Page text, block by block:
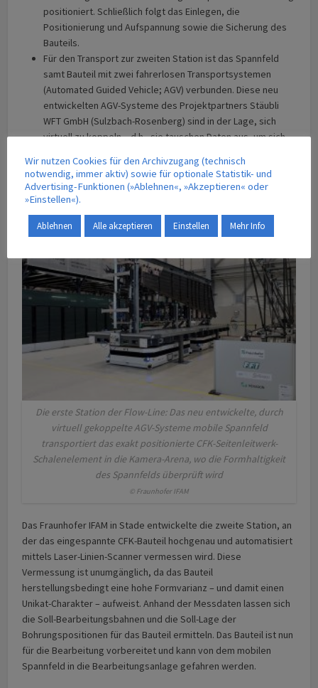
positioniert. Schließlich folgt das Einlegen, die
Positionierung und Aufspannung sowie die Sicherung des
Bauteils.
Für den Transport zur zweiten Station ist das Spannfeld
samt Bauteil mit zwei fahrerlosen Transportsystemen
(Automated Guided Vehicle; AGV) verbunden. Diese neu
entwickelten AGV-Systeme des Projektpartners Stäubli
WFT GmbH (Sulzbach-Rosenberg) sind in der Lage, sich
virtuell zu koppeln – d.h., sie tauschen Daten aus, um sich
miteinander verbunden zu sein. So können sie im
Synchronbetrieb große Lasten durch mehrere Fahrzeuge
koordiniert transportieren.
Die erste Station der Flow-Line: Das neu entwickelte, durch
virtuell gekoppelte AGV-Systeme mobile Spannfeld
transportiert das exakt positionierte CFK-Seitenleitwerk-
Schalenelement in die Kamera-Arena, wo die Formhaltigkeit
des Spannfelds überprüft wird
© Fraunhofer IFAM
Das Fraunhofer IFAM in Stade ent­wickel­te die zweite Station, an
der das eingespannte CFK-Bauteil hoch­genau und automatisiert
mittels Laser-Linien-Scanner vermessen wird. Diese
Vermessung ist unumgänglich, da das Bauteil
herstellungsbedingt eine hohe Formvarianz – und damit einen
Unikat-Charakter – aufweist. Anhand der Messdaten lassen sich
die Soll-Bearbei­tungs­bahnen und die Soll-Lage der
Bohrungspositionen für das Bauteil ermitteln. Das Bauteil ist nun
für die Bearbeitung vorbereitet und kann von dem mobilen
Spannfeld in die Bearbei­tungs­anlage gefahren werden.
Wir nutzen Cookies für den Archivzugang (technisch
notwendig, immer aktiv) sowie für optionale Statistik- und
Advertising-Funktionen (»Ablehnen«, »Akzeptieren« oder
»Einstellen«).
Ablehnen Alle akzeptieren Einstellen Mehr Info